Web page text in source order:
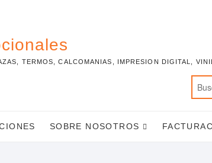
TERMOS, CALCOMANIAS, IMPRESION DIGITAL,
SOBRE NOSOTROS